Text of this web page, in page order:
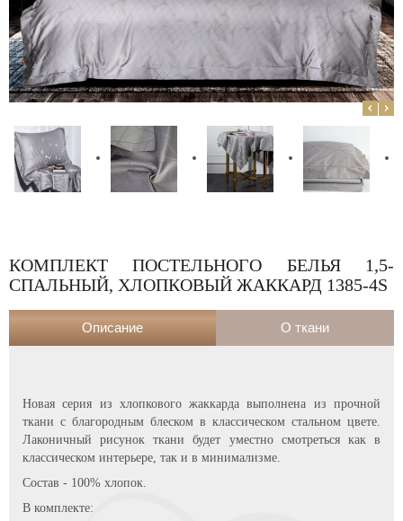
КОМПЛЕКТ ПОСТЕЛЬНОГО БЕЛЬЯ 1,5-
СПАЛЬНЫЙ, ХЛОПКОВЫЙ ЖАККАРД 1385-4S
Описание О ткани
Новая серия из хлопкового жаккарда выполнена из прочной
ткани с благородным блеском в классическом стальном цвете.
Лаконичный рисунок ткани будет уместно смотреться как в
классическом интерьере, так и в минимализме.
Состав - 100% хлопок.
В комплекте: